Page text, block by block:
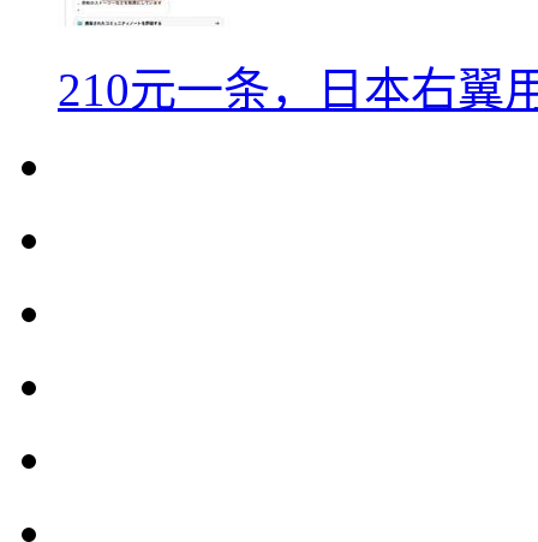
210元一条，日本右翼